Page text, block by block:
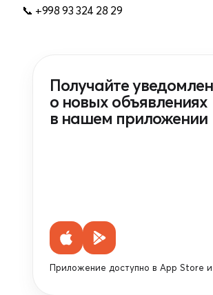
📞 +998 93 324 28 29
Получайте
о новых объявлениях
в нашем приложении
Приложение доступно в App Store